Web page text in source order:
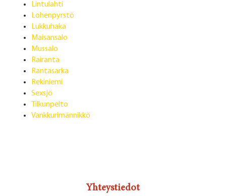
Lintulahti
Lohenpyrstö
Lukkuhaka
Maisansalo
Mussalo
Rairanta
Rantasarka
Rekiniemi
Sexsjö
Tilkunpelto
Vankkurimännikkö
Yhteystiedot